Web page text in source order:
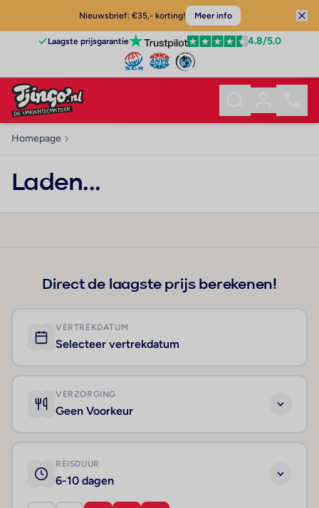
Nieuwsbrief: €35,- korting! Meer info
Laagste prijsgarantie 4.8/5.0
Homepage
Laden...
Direct de laagste prijs berekenen!
VERTREKDATUM
Selecteer vertrekdatum
VERZORGING
Geen Voorkeur
REISDUUR
6-10 dagen